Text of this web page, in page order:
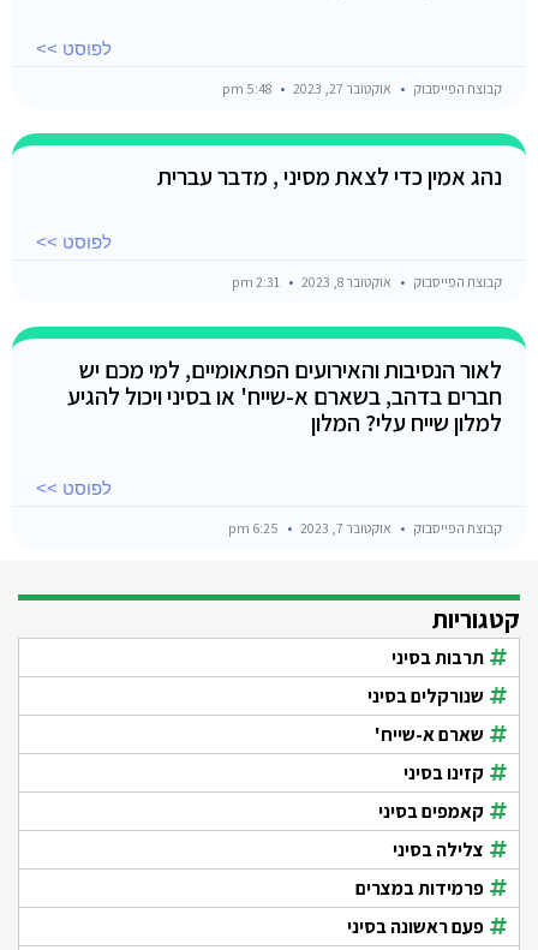
לפוסט >>
קבוצת הפייסבוק אוקטובר 27, 2023
נהג אמין כדי לצאת מסיני , מדבר עברית
לפוסט >>
קבוצת הפייסבוק אוקטובר 8, 2023
לאור הנסיבות והאירועים הפתאומיים, למי מכם יש
חברים בדהב, בשארם א-שייח' או בסיני ויכול להגיע
למלון שייח עלי? המלון
לפוסט >>
קבוצת הפייסבוק אוקטובר 7, 2023
קטגוריות
תרבות בסיני
שנורקלים בסיני
שארם א-שייח'
קזינו בסיני
קאמפים בסיני
צלילה בסיני
פרמידות במצרים
פעם ראשונה בסיני